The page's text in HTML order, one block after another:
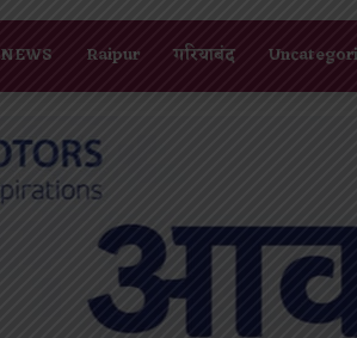
NEWS Raipur गरियाबंद